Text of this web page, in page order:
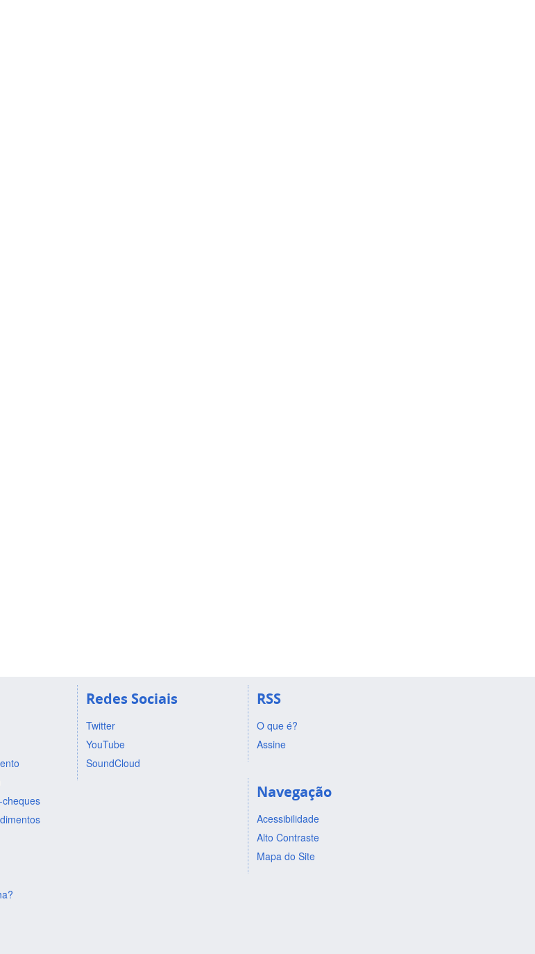
Redes Sociais
Twitter
YouTube
SoundCloud
RSS
O que é?
Assine
Navegação
Acessibilidade
Alto Contraste
Mapa do Site